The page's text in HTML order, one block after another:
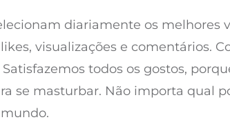
diariamente os melhores
visualizações e comentários.
todos os gostos,
se masturbar. Não importa qual